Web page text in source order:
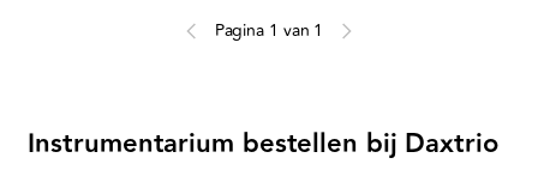
Pagina 1 van 1
Instrumentarium bestellen bij Daxtrio